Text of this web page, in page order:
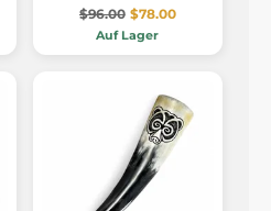
$96.00 $78.00
Auf Lager